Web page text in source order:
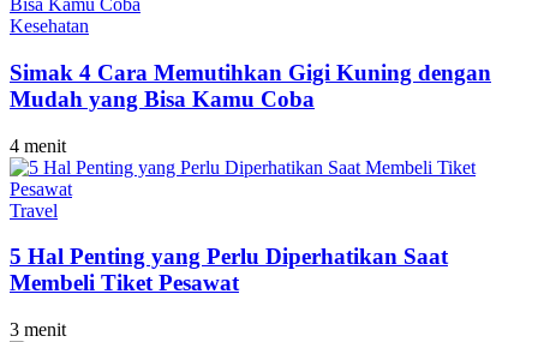
Kesehatan
Simak 4 Cara Memutihkan Gigi Kuning dengan
Mudah yang Bisa Kamu Coba
4 menit
Travel
5 Hal Penting yang Perlu Diperhatikan Saat
Membeli Tiket Pesawat
3 menit